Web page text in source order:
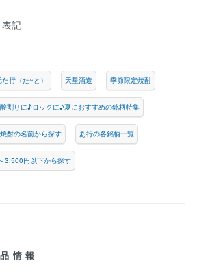
記
行（た~と） 天星酒造 季節限定焼酎
割りに♪ロックに♪夏におすすめの銘柄特集
焼酎の名前から探す あ行の各銘柄一覧
3,500円以下から探す
情報